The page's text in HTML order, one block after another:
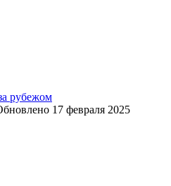
рубежом
17 февраля 2025